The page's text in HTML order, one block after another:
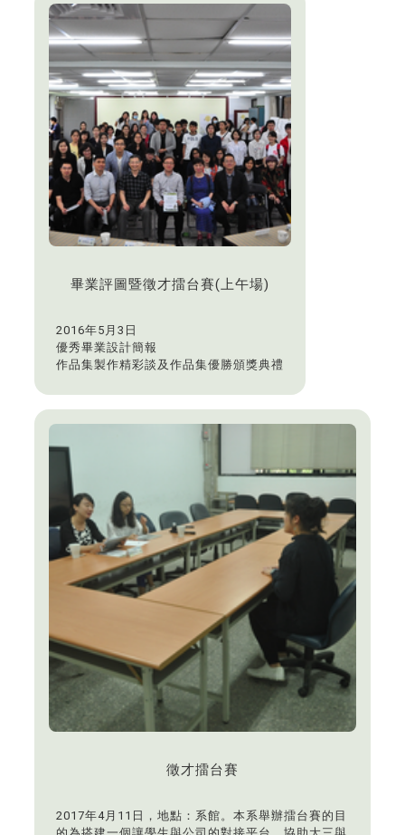
畢業評圖暨徵才擂台賽(上午場)
2016年5月3日
優秀畢業設計簡報
作品集製作精彩談及作品集優勝頒獎典禮
徵才擂台賽
2017年4月11日，地點：系館。本系舉辦擂台賽的目